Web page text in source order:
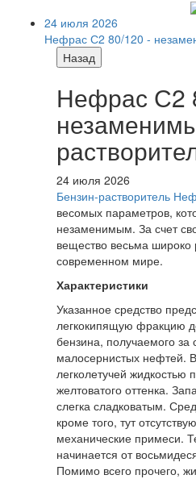
24 июля 2026
Нефрас С2 80/120 -
Назад
Нефрас С2
24 июля 2026
Бензин-растворитель
весомых параметров,
незаменимым. За счет
вещество весьма широко
современном мире.
Характеристики
Указанное средство
легкокипящую фракцию
бензина, получаемого за
малосернистых нефтей.
легколетучей жидкостью
желтоватого оттенка.
слегка сладковатым.
кроме того, тут
механические примеси.
начинается от
Помимо всего прочего,